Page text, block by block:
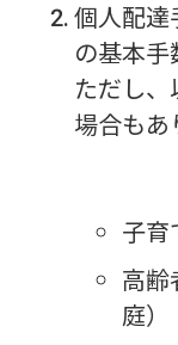
個人配達
の基本手
ただし
場合もあ
子育
高齢
庭）